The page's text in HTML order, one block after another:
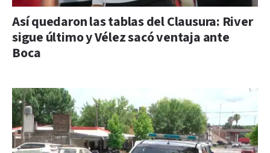
Así quedaron las tablas del Clausura: River
sigue último y Vélez sacó ventaja ante
Boca